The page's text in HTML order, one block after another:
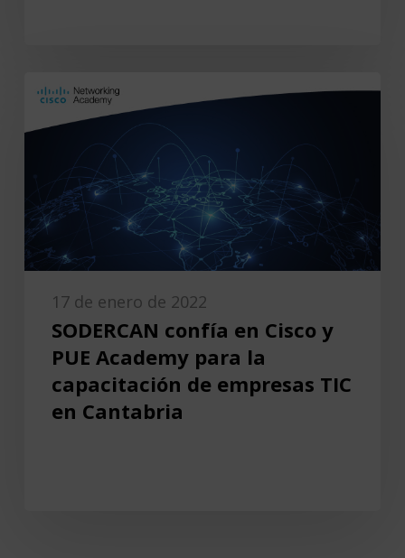
SODERCAN confía en Cisco y
PUE Academy para la
capacitación de empresas TIC
en Cantabria
17 de enero de 2022